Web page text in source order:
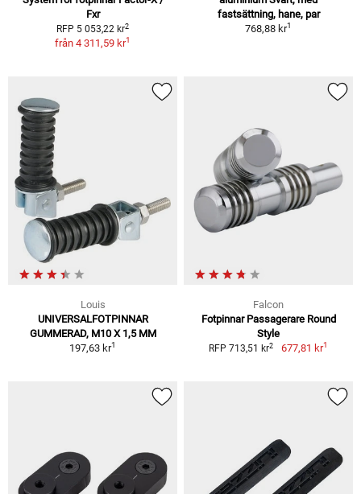
Fxr
RFP 5 053,22 kr2
från 4 311,59 kr1
fastsättning, hane, par
768,88 kr1
Louis
UNIVERSALFOTPINNAR
GUMMERAD, M10 X 1,5 MM
197,63 kr1
Falcon
Fotpinnar Passagerare Round
Style
RFP 713,51 kr2 677,81 kr1